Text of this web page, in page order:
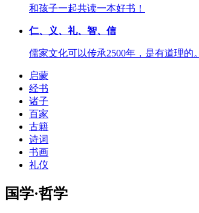
和孩子一起共读一本好书！
仁、义、礼、智、信
儒家文化可以传承2500年，是有道理的。
启蒙
经书
诸子
百家
古籍
诗词
书画
礼仪
国学·哲学